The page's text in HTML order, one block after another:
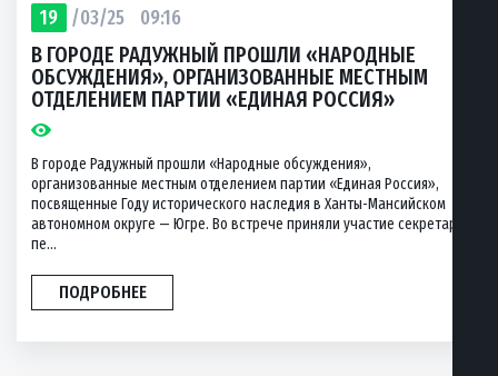
19 /03/25 09:16
В ГОРОДЕ РАДУЖНЫЙ ПРОШЛИ «НАРОДНЫЕ
ОБСУЖДЕНИЯ», ОРГАНИЗОВАННЫЕ МЕСТНЫМ
ОТДЕЛЕНИЕМ ПАРТИИ «ЕДИНАЯ РОССИЯ»
В городе Радужный прошли «Народные обсуждения»,
организованные местным отделением партии «Единая Россия»,
посвященные Году исторического наследия в Ханты-Мансийском
автономном округе — Югре. Во встрече приняли участие секретари
пе...
ПОДРОБНЕЕ